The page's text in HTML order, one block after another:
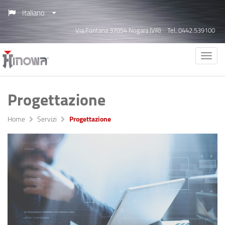
Italiano
Via Fontana 37054 Nogara (VR) Tel. 0442.539100
Progettazione
Home Servizi Progettazione